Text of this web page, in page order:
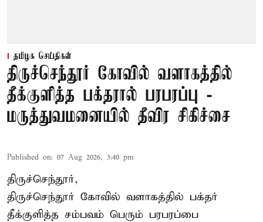
தமிழக செய்திகள்
திருச்செந்தூர் கோவில் வளாகத்தில்
தீக்குளித்த பக்தரால் பரபரப்பு -
மருத்துவமனையில் தீவிர சிகிச்சை
Published on: 07 Aug 2026, 3:40 pm
திருச்செந்தூர்,
திருச்செந்தூர் கோவில் வளாகத்தில் பக்தர்
தீக்குளித்த சம்பவம் பெரும் பரபரப்பை